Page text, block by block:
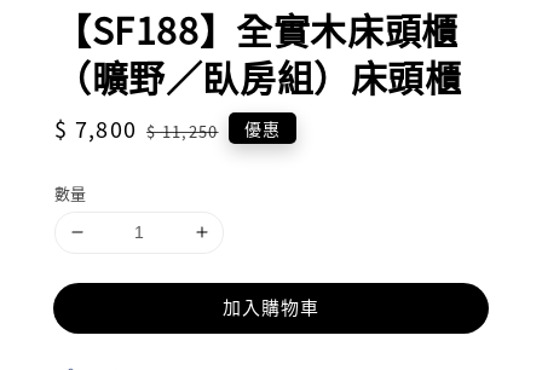
【SF188】全實木床頭櫃
（曠野／臥房組）床頭櫃
Sale
$ 7,800 Regular
$ 11,250 優惠
數量
加入購物車